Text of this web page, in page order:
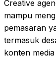
Creative
mampu
pemasaran
termasuk
konten media